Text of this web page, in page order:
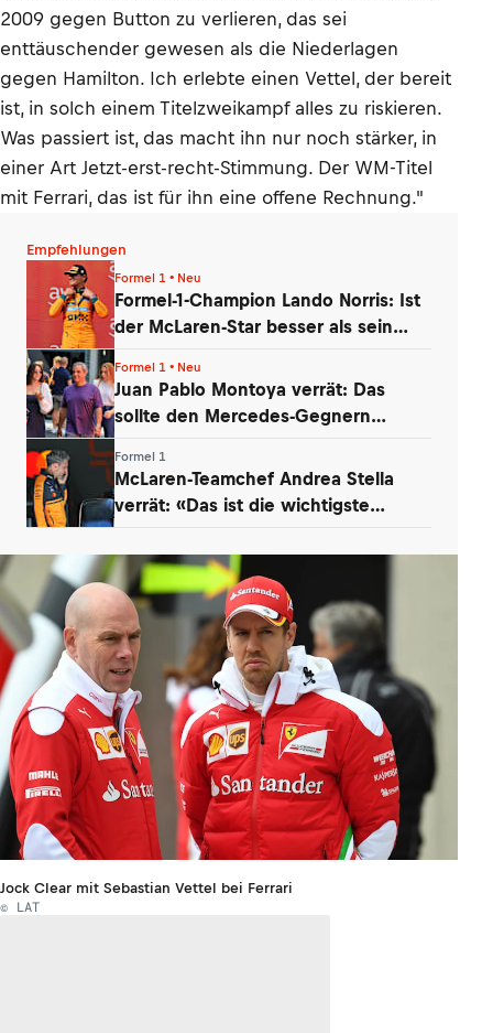
2009 gegen Button zu verlieren, das sei
enttäuschender gewesen als die Niederlagen
gegen Hamilton. Ich erlebte einen Vettel, der bereit
ist, in solch einem Titelzweikampf alles zu riskieren.
Was passiert ist, das macht ihn nur noch stärker, in
einer Art Jetzt-erst-recht-Stimmung. Der WM-Titel
mit Ferrari, das ist für ihn eine offene Rechnung."
Empfehlungen
Formel 1 • Neu
Formel-1-Champion Lando Norris: Ist
der McLaren-Star besser als sein
Formel 1 • Neu
Juan Pablo Montoya verrät: Das
sollte den Mercedes-Gegnern
Formel 1
McLaren-Teamchef Andrea Stella
verrät: «Das ist die wichtigste
Jock Clear mit Sebastian Vettel bei Ferrari
© LAT